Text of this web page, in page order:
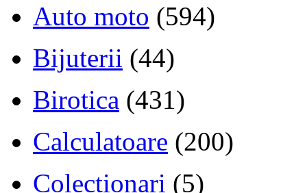
Auto moto (594)
Bijuterii (44)
Birotica (431)
Calculatoare (200)
Colectionari (5)